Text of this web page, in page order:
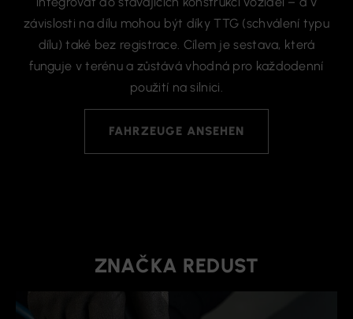
závislosti na dílu mohou být díky TTG (schválení typu
dílu) také bez registrace. Cílem je sestava, která
funguje v terénu a zůstává vhodná pro každodenní
použití na silnici.
FAHRZEUGE ANSEHEN
ZNAČKA REDUST